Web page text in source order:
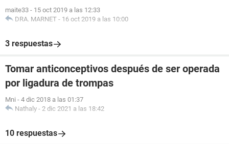
maite33 - 15 oct 2019 a las 12:33
DRA. MARNET - 16 oct 2019 a las 10:00
3 respuestas
Tomar anticonceptivos después de ser operada
por ligadura de trompas
Mni - 4 dic 2018 a las 01:37
Nathaly - 2 dic 2021 a las 18:42
10 respuestas